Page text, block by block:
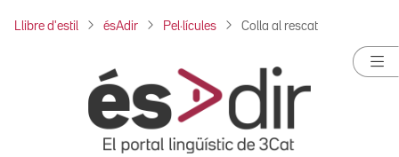
Llibre d'estil ésAdir Pel·lícules Colla al rescat